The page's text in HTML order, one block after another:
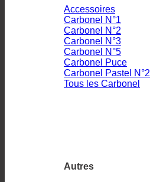
Accessoires
Carbonel N°1
Carbonel N°2
Carbonel N°3
Carbonel N°5
Carbonel Puce
Carbonel Pastel N°2
Tous les Carbonel
Autres